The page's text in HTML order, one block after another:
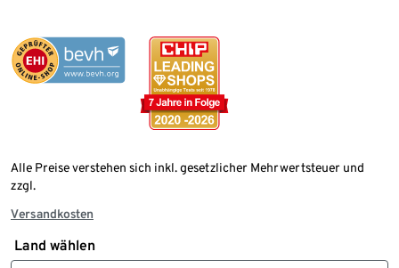
Alle Preise verstehen sich inkl. gesetzlicher Mehrwertsteuer und
zzgl.
Versandkosten
Land wählen